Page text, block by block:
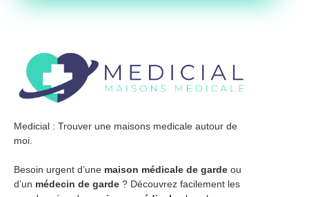
Medicial : Trouver une maisons medicale autour de
moi.
Besoin urgent d’une maison médicale de garde ou
d’un médecin de garde ? Découvrez facilement les